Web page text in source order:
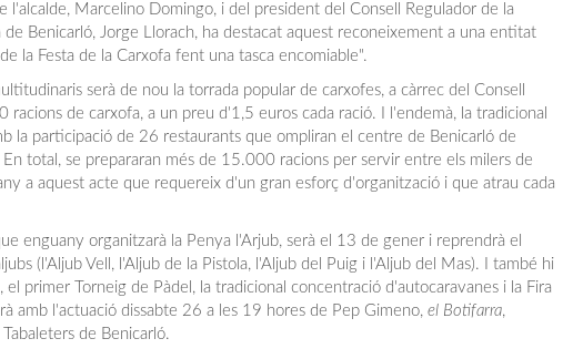
l'alcalde, Marcelino Domingo, i del president del Consell Regulador de la
Benicarló, Jorge Llorach, ha destacat aquest reconeixement a una entitat
la Festa de la Carxofa fent una tasca encomiable".
serà de nou la torrada popular de carxofes, a càrrec del Consell
racions de carxofa, a un preu d'1,5 euros cada ració. I l'endemà, la tradicional
la participació de 26 restaurants que ompliran el centre de Benicarló de
total, se prepararan més de 15.000 racions per servir entre els milers de
a aquest acte que requereix d'un gran esforç d'organització i que atrau cada
enguany organitzarà la Penya l'Arjub, serà el 13 de gener i reprendrà el
(l'Aljub Vell, l'Aljub de la Pistola, l'Aljub del Puig i l'Aljub del Mas). I també hi
el primer Torneig de Pàdel, la tradicional concentració d'autocaravanes i la Fira
amb l'actuació dissabte 26 a les 19 hores de Pep Gimeno, el Botifarra,
de Benicarló.